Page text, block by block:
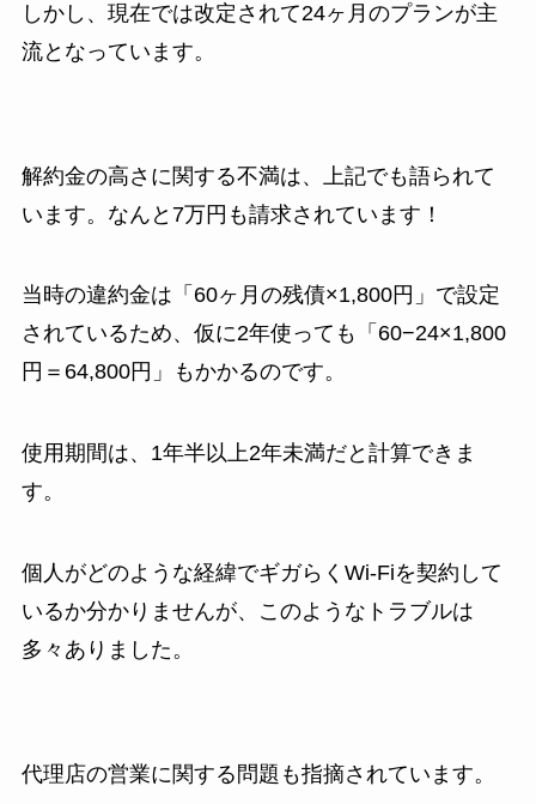
しかし、現在では改定されて24ヶ月のプランが主
流となっています。
解約金の高さに関する不満は、上記でも語られて
います。なんと7万円も請求されています！
当時の違約金は「60ヶ月の残債×1,800円」で設定
されているため、仮に2年使っても「60−24×1,800
円＝64,800円」もかかるのです。
使用期間は、1年半以上2年未満だと計算できま
す。
個人がどのような経緯でギガらくWi-Fiを契約して
いるか分かりませんが、このようなトラブルは
多々ありました。
代理店の営業に関する問題も指摘されています。